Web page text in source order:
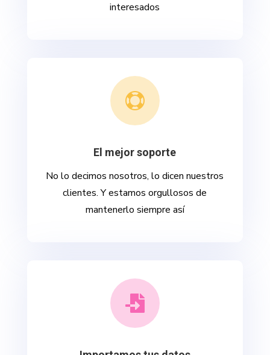
interesados

El mejor soporte
No lo decimos nosotros, lo dicen nuestros
clientes. Y estamos orgullosos de
mantenerlo siempre así
